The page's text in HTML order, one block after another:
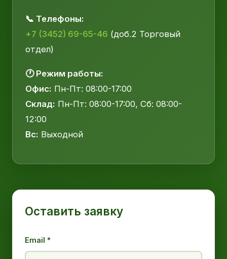
📞 Телефоны:
+7 (3452) 69-65-46 (доб.2 Торговый
отдел)
🕐 Режим работы:
Офис: Пн-Пт: 08:00-17:00
Склад: Пн-Пт: 08:00-17:00, Сб: 08:00-
12:00
Вс: Выходной
Оставить заявку
Email *